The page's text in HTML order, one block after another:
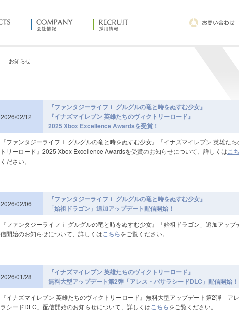
お知らせ
2026/02/12
『ファンタジーライフｉ グルグルの竜と時をぬすむ少女』
『イナズマイレブン 英雄たちのヴィクトリーロード』
2025 Xbox Excellence Awardsを受賞！
『ファンタジーライフｉ グルグルの竜と時をぬすむ少女』『イナズマイレブン 英雄たち
トリーロード』2025 Xbox Excellence Awardsを受賞のお知らせについて、詳しくはこ
ください。
2026/02/06
『ファンタジーライフｉ グルグルの竜と時をぬすむ少女』
「始祖ドラゴン」追加アップデート配信開始！
『ファンタジーライフｉ グルグルの竜と時をぬすむ少女』「始祖ドラゴン」追加アップ
信開始のお知らせについて、詳しくはこちらをご覧ください。
2026/01/28
『イナズマイレブン 英雄たちのヴィクトリーロード』
無料大型アップデート第2弾「アレス・バサラシードDLC」配信開始！
『イナズマイレブン 英雄たちのヴィクトリーロード』無料大型アップデート第2弾「ア
ラシードDLC」配信開始のお知らせについて、詳しくはこちらをご覧ください。